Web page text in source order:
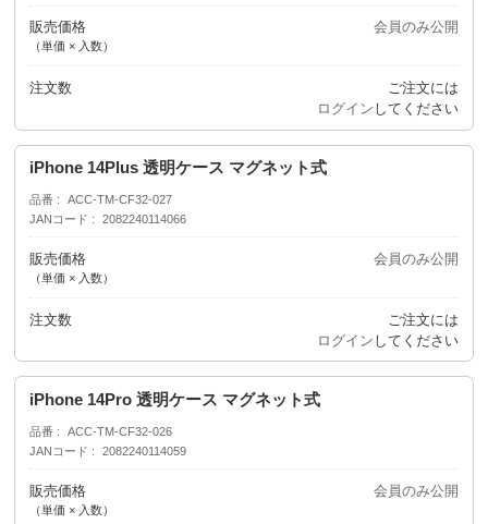
販売価格
（単価 × 入数）
会員のみ公開
注文数
ご注文には
ログイン してください
iPhone 14Plus 透明ケース マグネット式
品番
ACC-TM-CF32-027
JANコード
2082240114066
販売価格
（単価 × 入数）
会員のみ公開
注文数
ご注文には
ログイン してください
iPhone 14Pro 透明ケース マグネット式
品番
ACC-TM-CF32-026
JANコード
2082240114059
販売価格
（単価 × 入数）
会員のみ公開